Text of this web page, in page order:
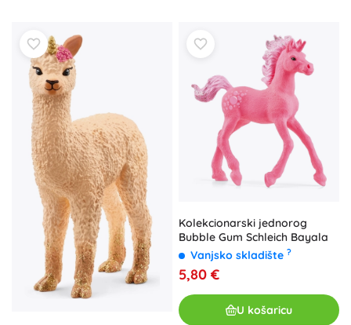
Kolekcionarski jednorog
Bubble Gum Schleich Bayala
Vanjsko skladište ?
5,80 €
U košaricu